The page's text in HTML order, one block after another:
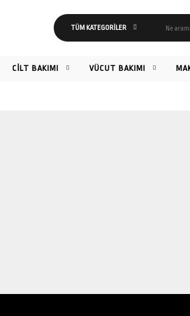
CİLT BAKIMI VÜCUT BAKIMI